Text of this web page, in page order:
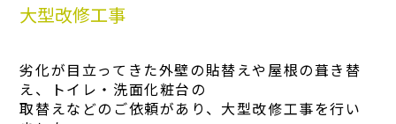
大型改修工事
劣化が目立ってきた外壁の貼替えや屋根の葺き替
え、トイレ・洗面化粧台の
取替えなどのご依頼があり、大型改修工事を行い